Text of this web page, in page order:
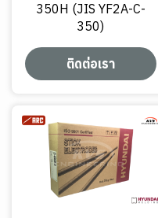
350H (JIS YF2A-C-
350)
ติดต่อเรา